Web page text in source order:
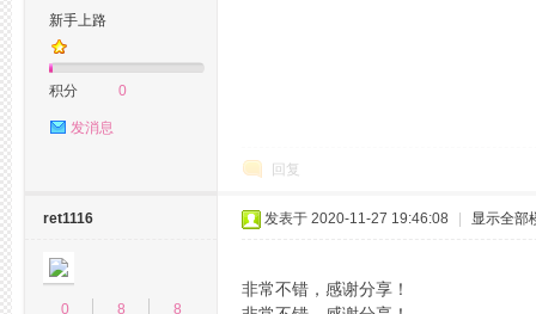
新手上路
积分 0
发消息
回复
ret1116
0
8
8
发表于 2020-11-27 19:46:08 显示全部
非常不错，感谢分享！